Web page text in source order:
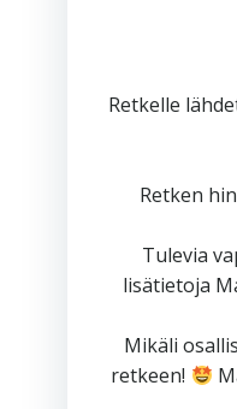
Retkelle
Retken
Tulevia
lisätietoja
Mikäli
retkeen!